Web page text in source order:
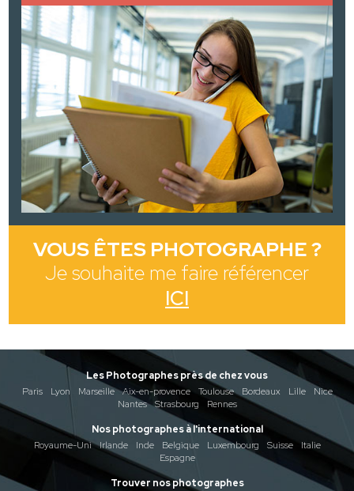
VOUS ÊTES PHOTOGRAPHE ?
Je souhaite me faire référencer
ICI
Les Photographes près de chez vous
Paris
Lyon Marseille Aix-en-provence Toulouse Bordeaux Lille
Nice
Nantes
Strasbourg
Rennes
Nos photographes à l'international
Royaume-Uni
Irlande Inde Belgique Luxembourg Suisse
Italie
Espagne
Trouver nos photographes